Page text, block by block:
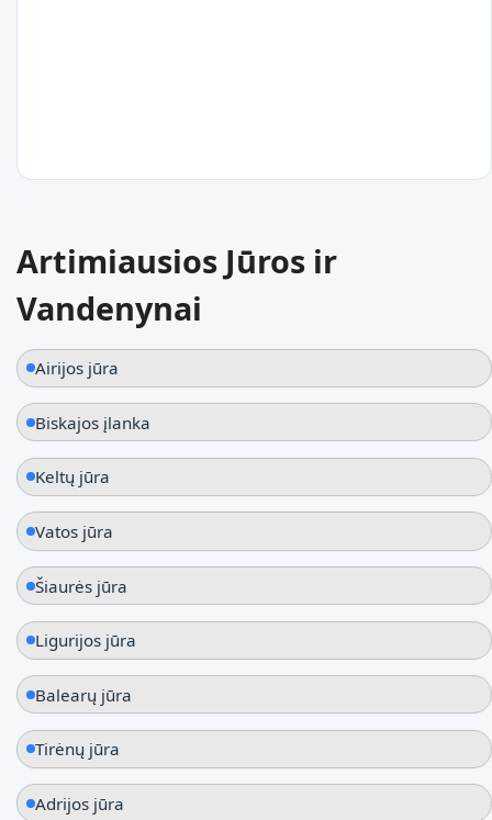
Portsmutas
Jungtinė Karalystė
Artimiausios Jūros ir
Vandenynai
Airijos jūra
Biskajos įlanka
Keltų jūra
Vatos jūra
Šiaurės jūra
Ligurijos jūra
Balearų jūra
Tirėnų jūra
Adrijos jūra